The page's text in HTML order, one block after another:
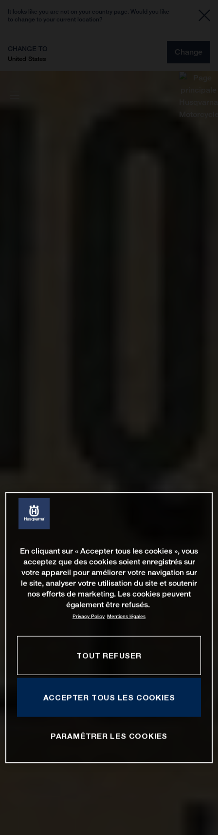
It looks like you are not on your country page. Would you like
to change to your current location?
CHANGE TO
United States
Change
En cliquant sur « Accepter tous les cookies », vous
acceptez que des cookies soient enregistrés sur
votre appareil pour améliorer votre navigation sur
le site, analyser votre utilisation du site et soutenir
nos efforts de marketing. Les cookies peuvent
également être refusés.
Privacy Policy Mentions légales
TOUT REFUSER
ACCEPTER TOUS LES COOKIES
PARAMÉTRER LES COOKIES